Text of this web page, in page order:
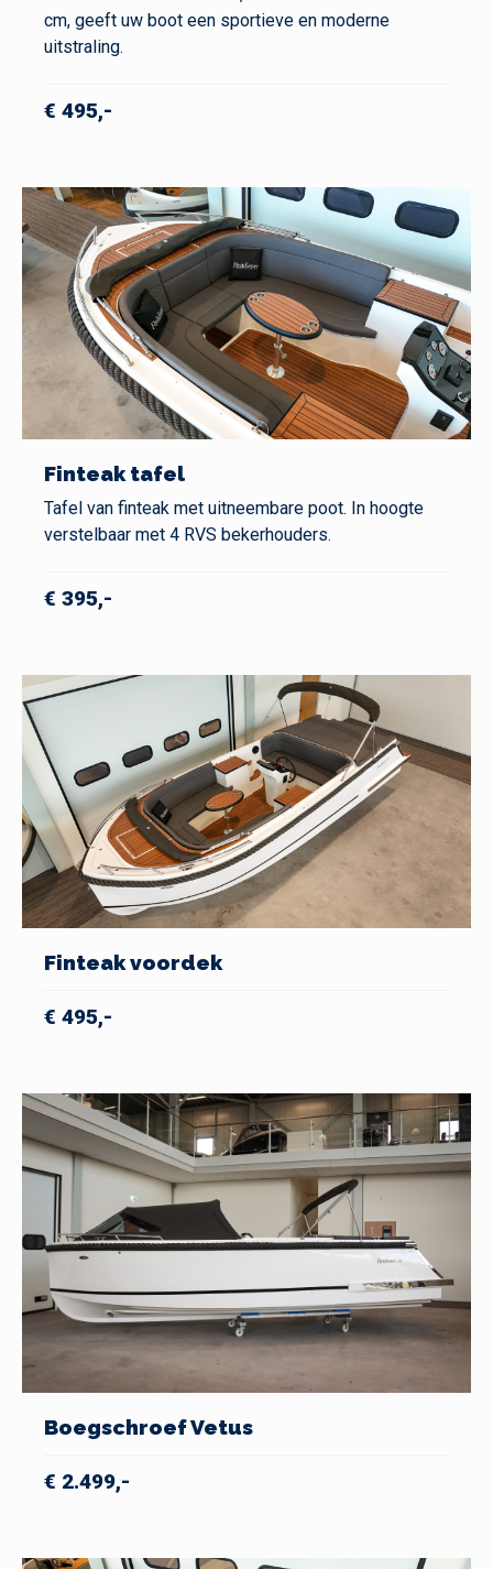
cm, geeft uw boot een sportieve en moderne
uitstraling.
€ 495,-
Finteak tafel
Tafel van finteak met uitneembare poot. In hoogte
verstelbaar met 4 RVS bekerhouders.
€ 395,-
Finteak voordek
€ 495,-
Boegschroef Vetus
€ 2.499,-